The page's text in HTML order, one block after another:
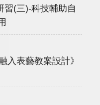
(三)-科技輔助自
入表藝教案設計》